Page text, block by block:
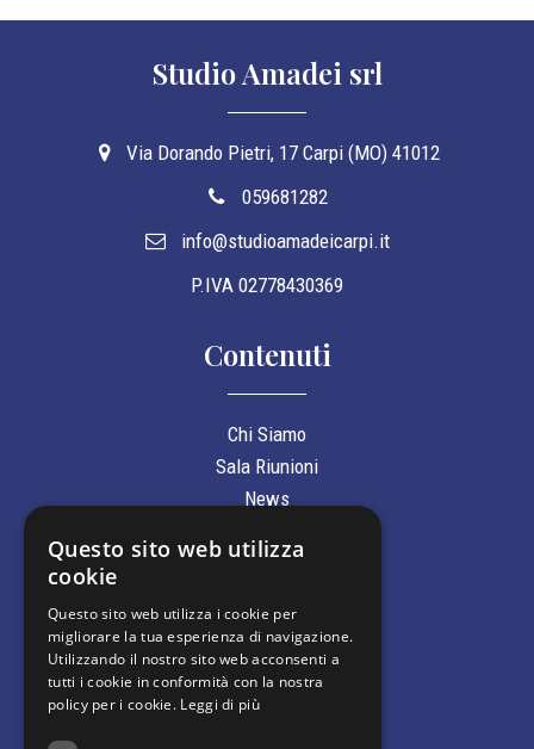
Studio Amadei srl
Via Dorando Pietri, 17 Carpi (MO) 41012
059681282
info@studioamadeicarpi.it
P.IVA 02778430369
Contenuti
Chi Siamo
Sala Riunioni
News
Preventivi
Informazioni
Questo sito web utilizza
cookie
Questo sito web utilizza i cookie per
migliorare la tua esperienza di navigazione.
Utilizzando il nostro sito web acconsenti a
tutti i cookie in conformità con la nostra
policy per i cookie. Leggi di più